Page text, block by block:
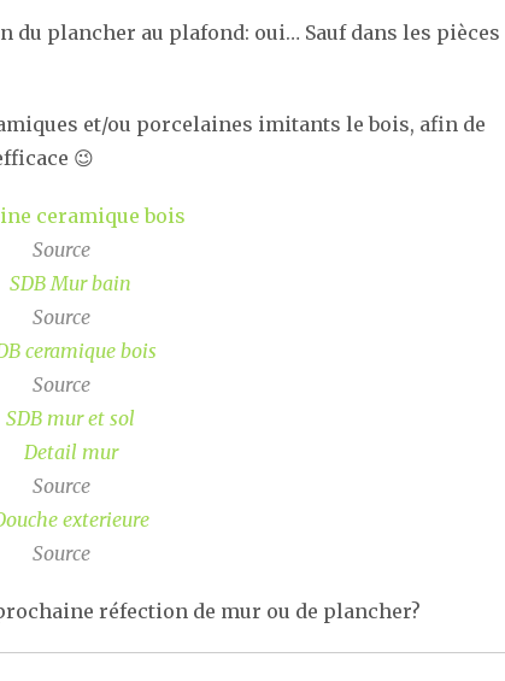
du plancher au plafond: oui… Sauf dans les pièces
et/ou porcelaines imitants le bois, afin de
😉
Source
Source
Source
Source
Source
réfection de mur ou de plancher?